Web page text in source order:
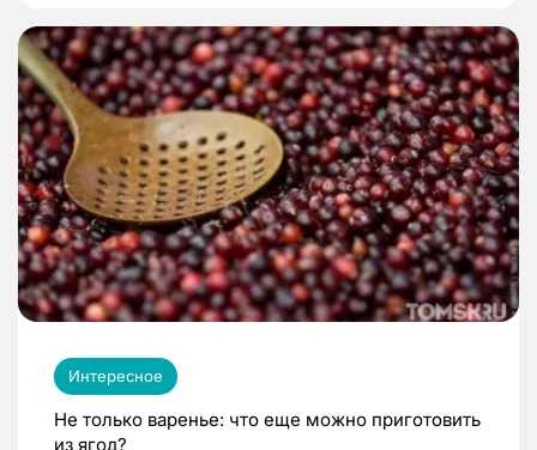
Интересное
Не только варенье: что еще можно приготовить
из ягод?